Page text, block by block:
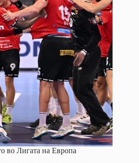
во Лигата на Европа